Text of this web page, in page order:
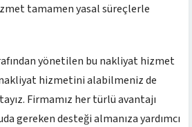
tamamen yasal süreçlerle
yönetilen bu nakliyat hizmet
hizmetini alabilmeniz de
Firmamız her türlü avantajı
gereken desteği almanıza yardımcı